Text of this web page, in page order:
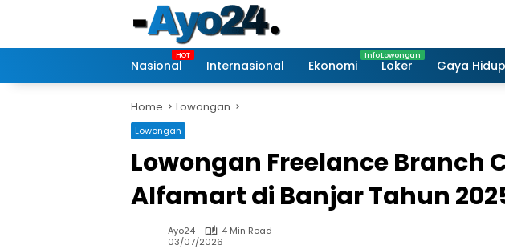
Nasional Internasional Ekonomi Loker Gaya Hidup
Home Lowongan
Lowongan
Lowongan Freelance Branch
Alfamart di Banjar Tahun
Ayo24
4 Min Read
03/07/2026